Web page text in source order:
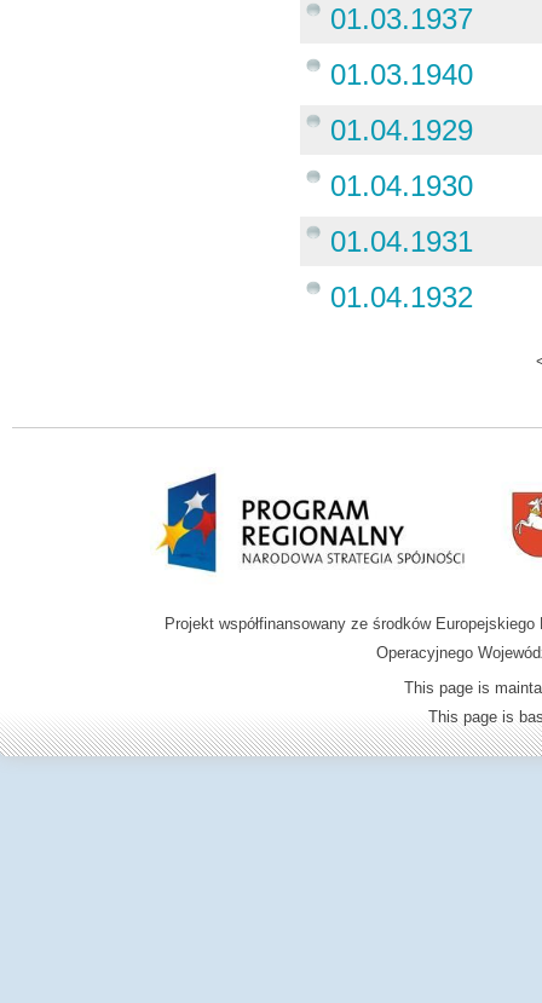
01.03.1937
01.03.1940
01.04.1929
01.04.1930
01.04.1931
01.04.1932
Projekt współfinansowany ze środków
Operacyjnego
This page is
This page is